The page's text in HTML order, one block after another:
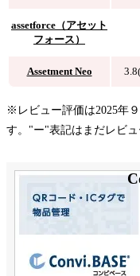
assetforce（アセット
フォース）
Assetment Neo
※レビュー評価は2025年
す。"ー"表記はまだレビュ